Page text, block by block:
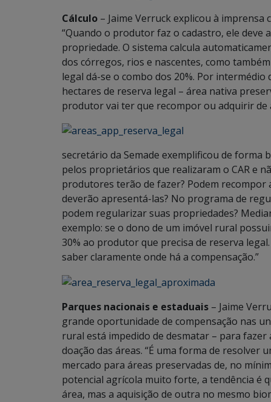
Cálculo – Jaime Verruck explicou à imprensa
“Quando o produtor faz o cadastro, ele deve
propriedade. O sistema calcula
dos córregos, rios e nascentes, como
legal dá-se o combo dos 20%. Por
hectares de reserva legal – área nativa
produtor vai ter que recompor ou adquirir de
secretário da Semade exemplificou de forma
pelos proprietários que realizaram o CAR e
produtores terão de fazer? Podem recompor
deverão apresentá-las? No programa de
podem regularizar suas propriedades?
exemplo: se o dono de um imóvel rural
30% ao produtor que precisa de reserva
saber claramente onde há a compensação.”
Parques nacionais e estaduais – Jaime
grande oportunidade de compensação nas
rural está impedido de desmatar – para
doação das áreas. “É uma forma de resolver
mercado para áreas preservadas de, no
potencial agrícola muito forte, a tendência é
área, mas a aquisição de outra no mesmo